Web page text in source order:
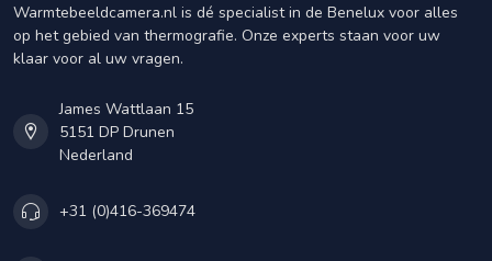
Warmtebeeldcamera.nl is dé specialist in de Benelux voor alles
op het gebied van thermografie. Onze experts staan voor uw
klaar voor al uw vragen.
James Wattlaan 15
5151 DP Drunen
Nederland
+31 (0)416-369474